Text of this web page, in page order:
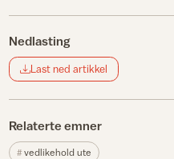
Nedlasting
Last ned artikkel
Relaterte emner
vedlikehold ute